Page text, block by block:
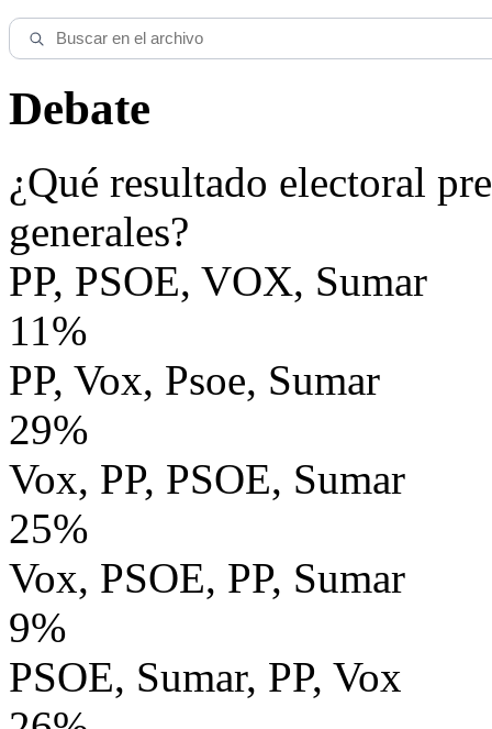
Debate
¿Qué resultado electoral
generales?
PP, PSOE, VOX, Sumar
11%
PP, Vox, Psoe, Sumar
29%
Vox, PP, PSOE, Sumar
25%
Vox, PSOE, PP, Sumar
9%
PSOE, Sumar, PP, Vox